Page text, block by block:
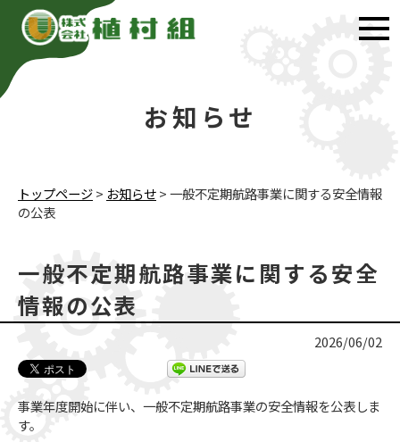
お知らせ
トップページ> お知らせ>一般不定期航路事業に関する安全情報
の公表
一般不定期航路事業に関する安全
情報の公表
2026/06/02
事業年度開始に伴い、一般不定期航路事業の安全情報を公表しま
す。